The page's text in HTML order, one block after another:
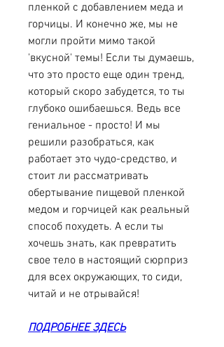
пленкой с добавлением меда и
горчицы. И конечно же, мы не
могли пройти мимо такой
'вкусной' темы! Если ты думаешь,
что это просто еще один тренд,
который скоро забудется, то ты
глубоко ошибаешься. Ведь все
гениальное - просто! И мы
решили разобраться, как
работает это чудо-средство, и
стоит ли рассматривать
обертывание пищевой пленкой
медом и горчицей как реальный
способ похудеть. А если ты
хочешь знать, как превратить
свое тело в настоящий сюрприз
для всех окружающих, то сиди,
читай и не отрывайся!
ПОДРОБНЕЕ ЗДЕСЬ